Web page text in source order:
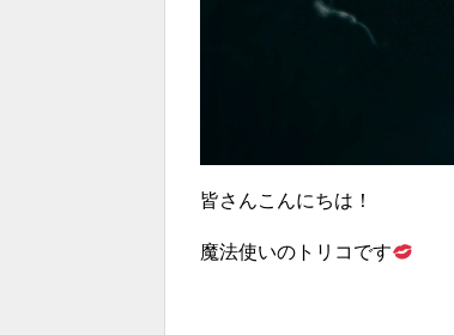
皆さんこんにちは！
魔法使いのトリコです